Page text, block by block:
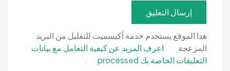
هذا الموقع يستخدم خدمة أكيسميت للتقليل من البريد
المزعجة.
اعرف المزيد عن كيفية التعامل مع بيانات
التعليقات الخاصة بك processed
.